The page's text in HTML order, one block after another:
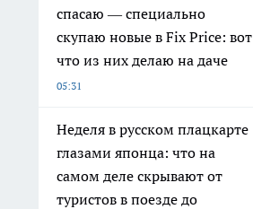
спасаю — специально
скупаю новые в Fix Price: вот
что из них делаю на даче
05:31
Неделя в русском плацкарте
глазами японца: что на
самом деле скрывают от
туристов в поезде до